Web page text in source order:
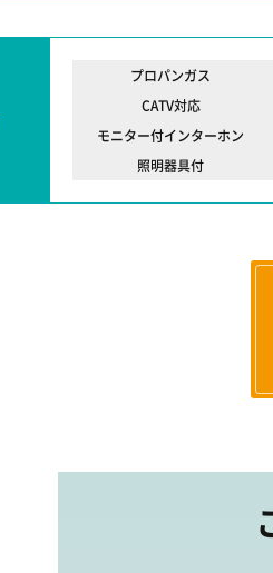
プロパンガス
CATV対応
モニター付インターホン
照明器具付